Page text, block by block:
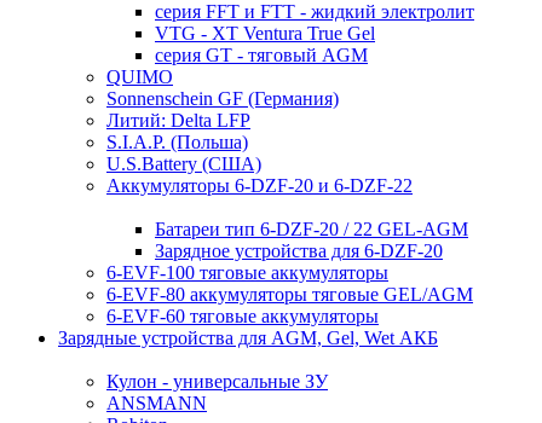
серия FFT и FTT - жидкий электролит
VTG - XT Ventura True Gel
серия GT - тяговый AGM
QUIMO
Sonnenschein GF (Германия)
Литий: Delta LFP
S.I.A.P. (Польша)
U.S.Battery (США)
Аккумуляторы 6-DZF-20 и 6-DZF-22
Батареи тип 6-DZF-20 / 22 GEL-AGM
Зарядное устройства для 6-DZF-20
6-EVF-100 тяговые аккумуляторы
6-EVF-80 аккумуляторы тяговые GEL/AGM
6-EVF-60 тяговые аккумуляторы
Зарядные устройства для AGM, Gel, Wet АКБ
Кулон - универсальные ЗУ
ANSMANN